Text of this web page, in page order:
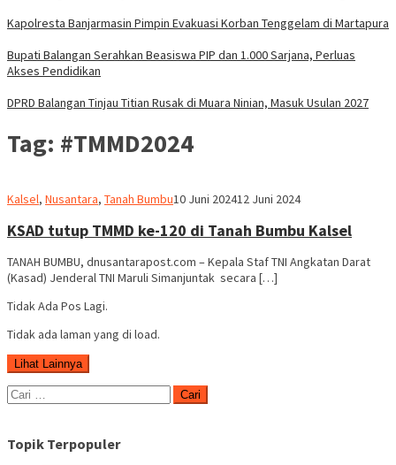
Kapolresta Banjarmasin Pimpin Evakuasi Korban Tenggelam di Martapura
Bupati Balangan Serahkan Beasiswa PIP dan 1.000 Sarjana, Perluas
Akses Pendidikan
DPRD Balangan Tinjau Titian Rusak di Muara Ninian, Masuk Usulan 2027
Tag: #TMMD2024
Kalsel, Nusantara, Tanah BumbuRedaksi
10 Juni 202412 Juni 2024
KSAD tutup TMMD ke-120 di Tanah Bumbu Kalsel
TANAH BUMBU, dnusantarapost.com – Kepala Staf TNI Angkatan Darat
(Kasad) Jenderal TNI Maruli Simanjuntak secara […]
Tidak Ada Pos Lagi.
Tidak ada laman yang di load.
Lihat Lainnya
Cari
untuk:
Topik Terpopuler